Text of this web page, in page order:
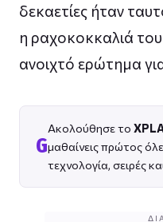
δεκαετίες ήταν
η ραχοκοκκαλιά
ανοιχτό ερώτημα
G
Ακολούθησε το
μαθαίνεις πρώτος
τεχνολογία, σειρές